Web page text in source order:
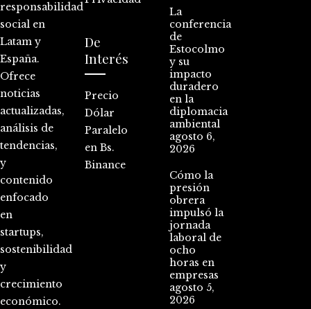
responsabilidad
social en
Latam y
España.
Ofrece
noticias
actualizadas,
análisis de
tendencias,
y
contenido
enfocado
en
startups,
sostenibilidad
y
crecimiento
económico.
De
Interés
Precio
Dólar
Paralelo
en Bs.
Binance
La
conferencia
de
Estocolmo
y su
impacto
duradero
en la
diplomacia
ambiental
agosto 6,
2026
Cómo la
presión
obrera
impulsó la
jornada
laboral de
ocho
horas en
empresas
agosto 5,
2026